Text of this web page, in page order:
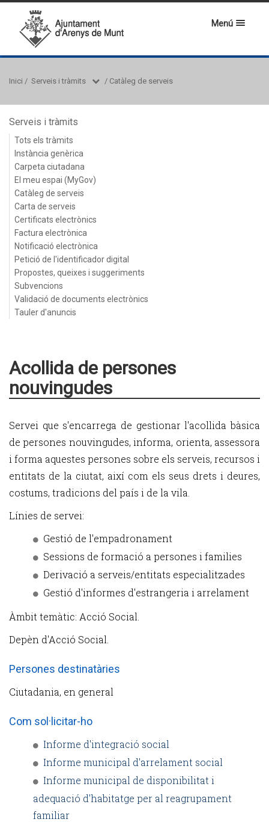
Menú
Inici / Serveis i tràmits / Catàleg de serveis
Serveis i tràmits
Tots els tràmits
Instància genèrica
Carpeta ciutadana
El meu espai (MyGov)
Catàleg de serveis
Carta de serveis
Certificats electrònics
Factura electrònica
Notificació electrònica
Petició de l'identificador digital
Propostes, queixes i suggeriments
Subvencions
Validació de documents electrònics
Tauler d'anuncis
Acollida de persones
nouvingudes
Servei que s'encarrega de gestionar l'acollida bàsica
de persones nouvingudes, informa, orienta, assessora
i forma aquestes persones sobre els serveis, recursos i
entitats de la ciutat, així com els seus drets i deures,
costums, tradicions del país i de la vila.
Línies de servei:
Gestió de l'empadronament
Sessions de formació a persones i families
Derivació a serveis/entitats especialitzades
Gestió d'informes d'estrangeria i arrelament
Àmbit temàtic: Acció Social.
Depèn d'Acció Social.
Persones destinatàries
Ciutadania, en general
Com sol·licitar-ho
Informe d'integració social
Informe municipal d'arrelament social
Informe municipal de disponibilitat i
adequació d'habitatge per al reagrupament
familiar